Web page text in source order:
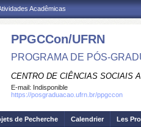
Acadêmicas
PPGCCon/UFRN
PROGRAMA DE PÓS-
CENTRO DE CIÊNCIAS SOCIAIS
E-mail: Indisponible
https://posgraduacao.ufrn.br/ppgccon
de Pecherche Calendrier Les